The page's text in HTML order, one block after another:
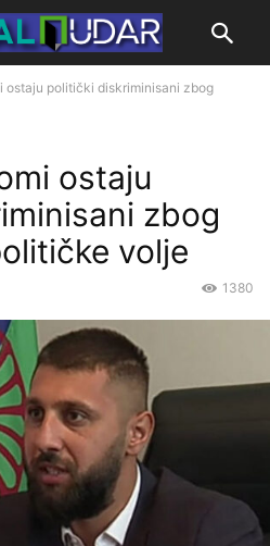
ostaju politički diskriminisani zbog
ostaju
zbog
volje
1380